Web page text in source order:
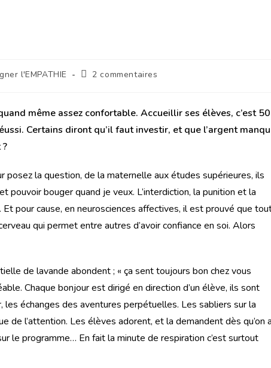
l'EMPATHIE 2 commentaires
même assez confortable. Accueillir ses élèves, c’est 50
Certains diront qu’il faut investir, et que l’argent
la question, de la maternelle aux études supérieures, ils
pouvoir bouger quand je veux. L’interdiction, la punition et la
pour cause, en neurosciences affectives, il est prouvé que
qui permet entre autres d’avoir confiance en soi. Alors
de lavande abondent ; « ça sent toujours bon chez vous
Chaque bonjour est dirigé en direction d’un élève, ils sont
les échanges des aventures perpétuelles. Les sabliers sur la
de l’attention. Les élèves adorent, et la demandent dès qu’on
le programme… En fait la minute de respiration c’est surtout